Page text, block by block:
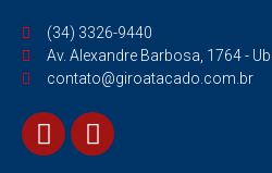
(34) 3326-9440
Av. Alexandre Barbosa, 1764 -
contato@giroatacado.com.br